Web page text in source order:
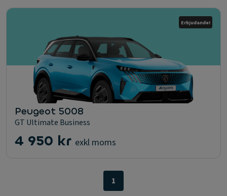
Erbjudande!
Peugeot 5008
GT Ultimate Business
4 950 kr exkl moms
1